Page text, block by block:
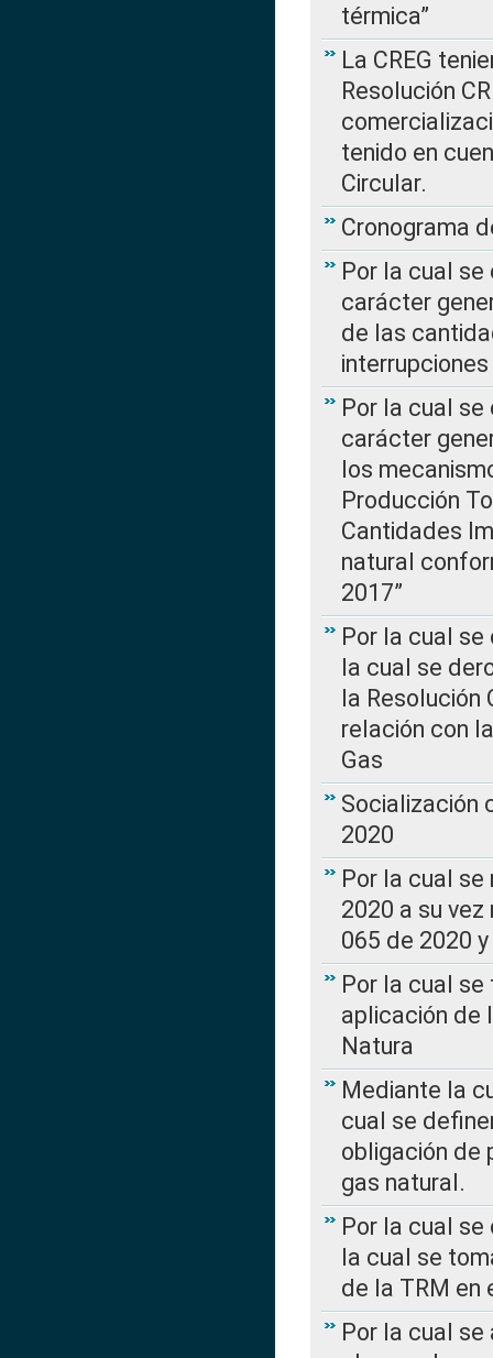
térmica”
La CREG
Resolución
tenido en
Circular.
Cronograma
Por la cual
carácter
de las
Por la cual
carácter
los
Producción
Cantidades
natural
2017”
Por la cual
la cual se
la Resolución
relación con
Gas
Socialización
2020
Por la cual se
2020 a su
065 de 2020
Por la cual
aplicación de
Natura
Mediante la
cual se
obligación de
gas natural.
Por la cual se
la cual se
de la TRM en
Por la cual